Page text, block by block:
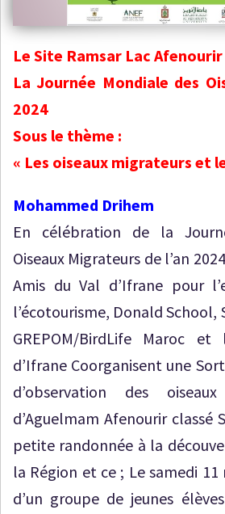
Le Site Ramsar Lac
La Journée Mondiale des
2024
Sous le thème :
« Les oiseaux migrateurs et
Mohammed Drihem
En célébration de la
Oiseaux Migrateurs de l’an
Amis du Val d’Ifrane pour
l’écotourisme, Donald
GREPOM/BirdLife Maroc
d’Ifrane Coorganisent une
d’observation des
d’Aguelmam Afenourir classé
petite randonnée à la
la Région et ce ; Le samedi
d’un groupe de jeunes